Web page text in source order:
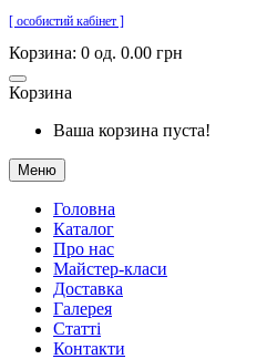
[ особистий кабінет ]
Корзина: 0 од. 0.00 грн
Корзина
Ваша корзина пуста!
Меню
Головна
Каталог
Про нас
Майстер-класи
Доставка
Галерея
Статтi
Контакти